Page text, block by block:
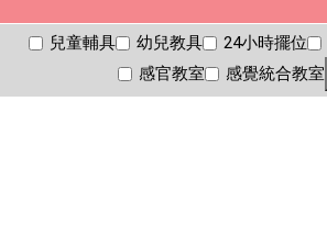
兒童輔具 幼兒教具 24小時擺位
感官教室
感覺統合教室